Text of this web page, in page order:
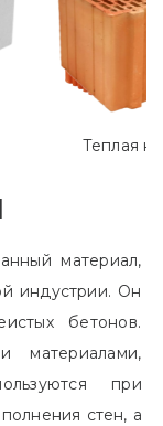
Теплая
материал,
индустрии. Он
бетонов.
материалами,
стен, а